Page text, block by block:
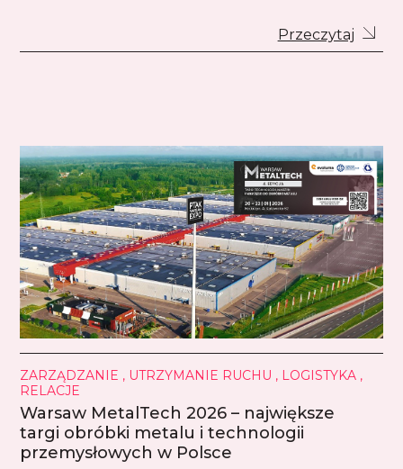
Przeczytaj
ZARZĄDZANIE , UTRZYMANIE RUCHU , LOGISTYKA ,
RELACJE
Warsaw MetalTech 2026 – największe
targi obróbki metalu i technologii
przemysłowych w Polsce